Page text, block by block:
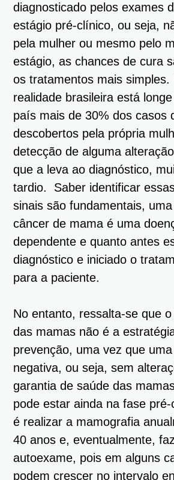
diagnosticado pelos exames
estágio pré-clínico, ou seja,
pela mulher ou mesmo pelo
estágio, as chances de cura
os tratamentos mais simples.
realidade brasileira está
país mais de 30% dos casos
descobertos pela própria
detecção de alguma
que a leva ao diagnóstico,
tardio. Saber identificar
sinais são fundamentais,
câncer de mama é uma
dependente e quanto antes
diagnóstico e iniciado o
para a paciente.
No entanto, ressalta-se que
das mamas não é a
prevenção, uma vez que
negativa, ou seja, sem
garantia de saúde das
pode estar ainda na fase pré-
é realizar a mamografia
40 anos e, eventualmente,
autoexame, pois em alguns
podem crescer no intervalo